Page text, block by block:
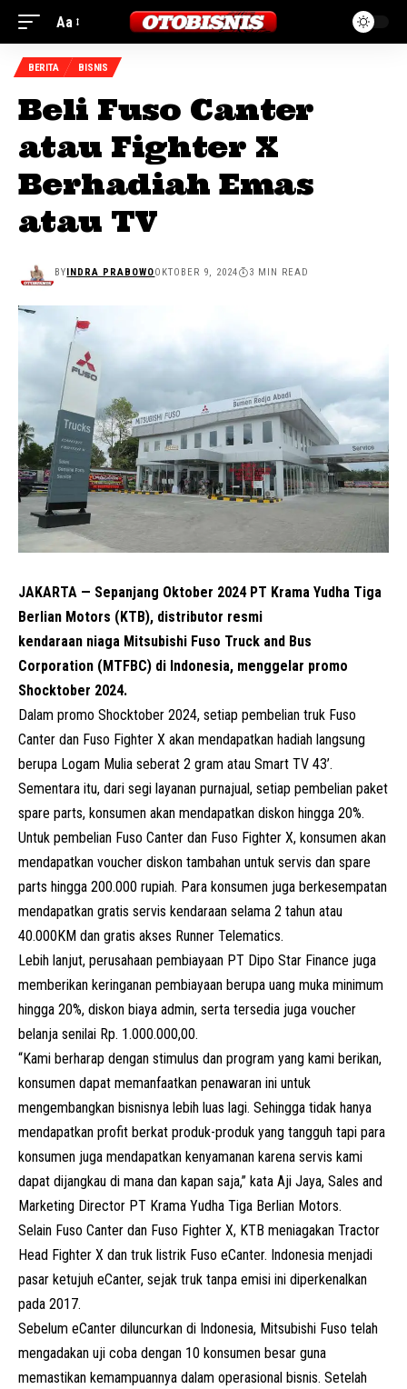
Aa
BERITA BISNIS
Beli Fuso Canter
atau Fighter X
Berhadiah Emas
atau TV
BYINDRA PRABOWOOKTOBER 9, 2024 3 MIN READ
JAKARTA — Sepanjang Oktober 2024 PT Krama Yudha Tiga
Berlian Motors (KTB), distributor resmi
kendaraan niaga Mitsubishi Fuso Truck and Bus
Corporation (MTFBC) di Indonesia, menggelar promo
Shocktober 2024.
Dalam promo Shocktober 2024, setiap pembelian truk Fuso
Canter dan Fuso Fighter X akan mendapatkan hadiah langsung
berupa Logam Mulia seberat 2 gram atau Smart TV 43’.
Sementara itu, dari segi layanan purnajual, setiap pembelian paket
spare parts, konsumen akan mendapatkan diskon hingga 20%.
Untuk pembelian Fuso Canter dan Fuso Fighter X, konsumen akan
mendapatkan voucher diskon tambahan untuk servis dan spare
parts hingga 200.000 rupiah. Para konsumen juga berkesempatan
mendapatkan gratis servis kendaraan selama 2 tahun atau
40.000KM dan gratis akses Runner Telematics.
Lebih lanjut, perusahaan pembiayaan PT Dipo Star Finance juga
memberikan keringanan pembiayaan berupa uang muka minimum
hingga 20%, diskon biaya admin, serta tersedia juga voucher
belanja senilai Rp. 1.000.000,00.
“Kami berharap dengan stimulus dan program yang kami berikan,
konsumen dapat memanfaatkan penawaran ini untuk
mengembangkan bisnisnya lebih luas lagi. Sehingga tidak hanya
mendapatkan profit berkat produk-produk yang tangguh tapi para
konsumen juga mendapatkan kenyamanan karena servis kami
dapat dijangkau di mana dan kapan saja,” kata Aji Jaya, Sales and
Marketing Director PT Krama Yudha Tiga Berlian Motors.
Selain Fuso Canter dan Fuso Fighter X, KTB meniagakan Tractor
Head Fighter X dan truk listrik Fuso eCanter. Indonesia menjadi
pasar ketujuh eCanter, sejak truk tanpa emisi ini diperkenalkan
pada 2017.
Sebelum eCanter diluncurkan di Indonesia, Mitsubishi Fuso telah
mengadakan uji coba dengan 10 konsumen besar guna
memastikan kemampuannya dalam operasional bisnis. Setelah